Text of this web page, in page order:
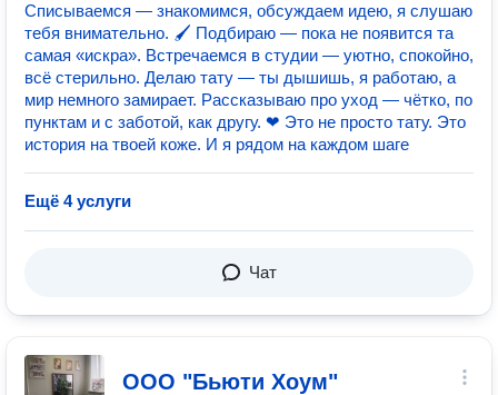
Списываемся — знакомимся, обсуждаем идею, я слушаю
тебя внимательно. 🖌 Подбираю — пока не появится та
самая «искра». Встречаемся в студии — уютно, спокойно,
всё стерильно. Делаю тату — ты дышишь, я работаю, а
мир немного замирает. ️Рассказываю про уход — чётко, по
пунктам и с заботой, как другу. ❤ Это не просто тату. Это
история на твоей коже. И я рядом на каждом шаге
Ещё 4 услуги
Чат
ООО "Бьюти Хоум"